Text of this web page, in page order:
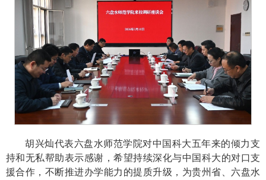
胡兴灿代表六盘水师范学院对中国科大五年来的倾力支
持和无私帮助表示感谢，希望持续深化与中国科大的对口支
援合作，不断推进办学能力的提质升级，为贵州省、六盘水